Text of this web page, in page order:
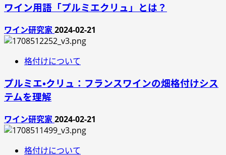
ワイン用語「プルミエクリュ」とは？
ワイン研究家2024-02-21
格付けについて
プルミエ・クリュ：フランスワインの畑格付けシス
テムを理解
ワイン研究家2024-02-21
格付けについて